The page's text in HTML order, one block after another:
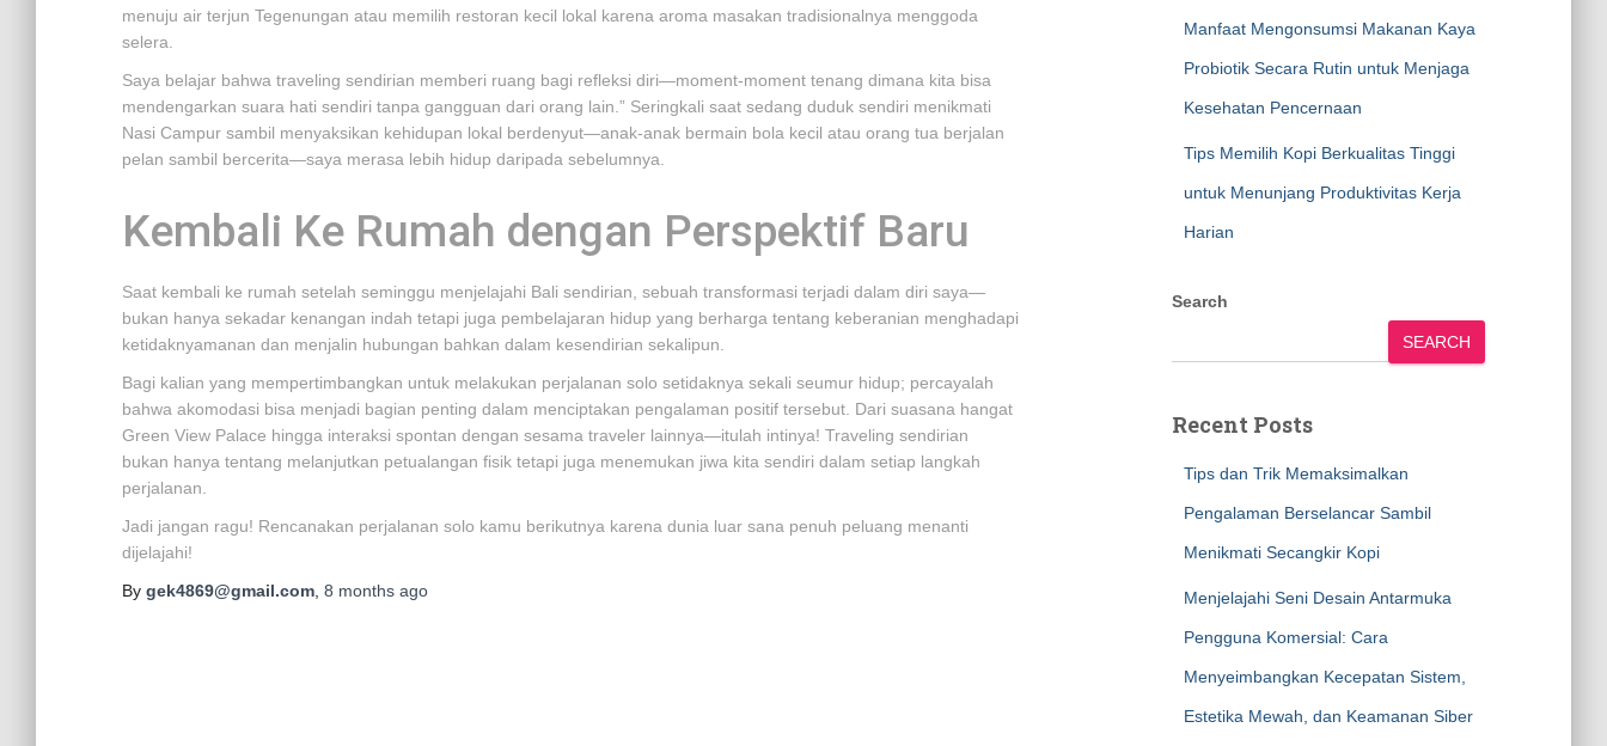
menuju air terjun Tegenungan atau memilih restoran kecil lokal karena aroma masakan tradisionalnya menggoda
selera.
Saya belajar bahwa traveling sendirian memberi ruang bagi refleksi diri—moment-moment tenang dimana kita bisa
mendengarkan suara hati sendiri tanpa gangguan dari orang lain.” Seringkali saat sedang duduk sendiri menikmati
Nasi Campur sambil menyaksikan kehidupan lokal berdenyut—anak-anak bermain bola kecil atau orang tua berjalan
pelan sambil bercerita—saya merasa lebih hidup daripada sebelumnya.
Kembali Ke Rumah dengan Perspektif Baru
Saat kembali ke rumah setelah seminggu menjelajahi Bali sendirian, sebuah transformasi terjadi dalam diri saya—
bukan hanya sekadar kenangan indah tetapi juga pembelajaran hidup yang berharga tentang keberanian menghadapi
ketidaknyamanan dan menjalin hubungan bahkan dalam kesendirian sekalipun.
Bagi kalian yang mempertimbangkan untuk melakukan perjalanan solo setidaknya sekali seumur hidup; percayalah
bahwa akomodasi bisa menjadi bagian penting dalam menciptakan pengalaman positif tersebut. Dari suasana hangat
Green View Palace hingga interaksi spontan dengan sesama traveler lainnya—itulah intinya! Traveling sendirian
bukan hanya tentang melanjutkan petualangan fisik tetapi juga menemukan jiwa kita sendiri dalam setiap langkah
perjalanan.
Jadi jangan ragu! Rencanakan perjalanan solo kamu berikutnya karena dunia luar sana penuh peluang menanti
dijelajahi!
By gek4869@gmail.com 8 months ago
Manfaat Mengonsumsi Makanan Kaya
Probiotik Secara Rutin untuk Menjaga
Kesehatan Pencernaan
Tips Memilih Kopi Berkualitas Tinggi
untuk Menunjang Produktivitas Kerja
Harian
Search
SEARCH
Recent Posts
Tips dan Trik Memaksimalkan
Pengalaman Berselancar Sambil
Menikmati Secangkir Kopi
Menjelajahi Seni Desain Antarmuka
Pengguna Komersial: Cara
Menyeimbangkan Kecepatan Sistem,
Estetika Mewah, dan Keamanan Siber